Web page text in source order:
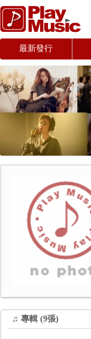
最新發行
♫ 專輯 (9張)